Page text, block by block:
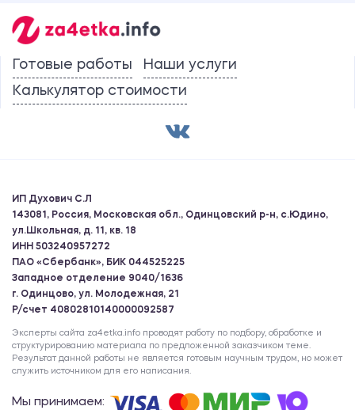
Готовые работы
Наши услуги
Калькулятор стоимости
ИП Духович С.Л
143081, Россия, Московская обл., Одинцовский р-н, с.Юдино,
ул.Школьная, д. 11, кв. 18
ИНН 503240957272
ПАО «Сбербанк», БИК 044525225
Западное отделение 9040/1636
г. Одинцово, ул. Молодежная, 21
Р/счет 40802810140000092587
Эксперты сайта za4etka.info проводят работу по подбору, обработке и
структурированию материала по предложенной заказчиком теме.
Результат данной работы не является готовым научным трудом, но может
служить источником для его написания.
Мы принимаем: